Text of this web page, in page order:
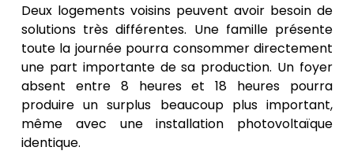
Deux logements voisins peuvent avoir besoin de
solutions très différentes. Une famille présente
toute la journée pourra consommer directement
une part importante de sa production. Un foyer
absent entre 8 heures et 18 heures pourra
produire un surplus beaucoup plus important,
même avec une installation photovoltaïque
identique.